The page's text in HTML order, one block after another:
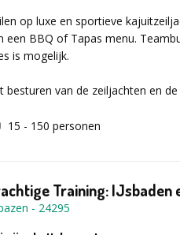
op luxe en sportieve
een BBQ of Tapas menu.
is mogelijk.
besturen van de zeiljachten en de
instructeur. Het sturen van
boot. Na afloop is het gezellig
overheerlijke BBQ of Tapas menu.
15 - 150 personen
Training: IJsbaden
- 24295